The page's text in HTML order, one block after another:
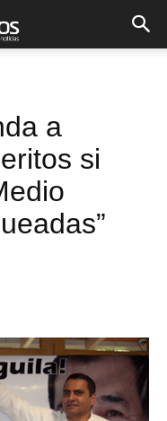
a
si